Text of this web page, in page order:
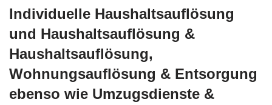
Individuelle Haushaltsauflösung
und Haushaltsauflösung &
Haushaltsauflösung,
Wohnungsauflösung & Entsorgung
ebenso wie Umzugsdienste &